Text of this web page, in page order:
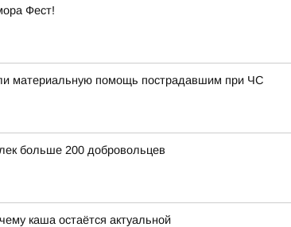
Фест!
материальную помощь пострадавшим при ЧС
больше 200 добровольцев
каша остаётся актуальной